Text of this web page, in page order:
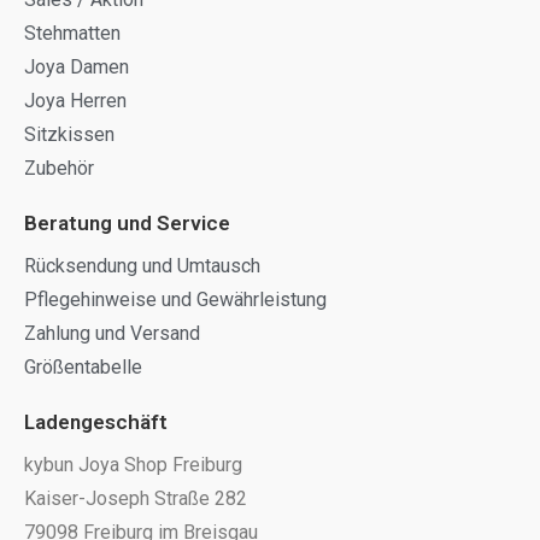
Stehmatten
Joya Damen
Joya Herren
Sitzkissen
Zubehör
Beratung und Service
Rücksendung und Umtausch
Pflegehinweise und Gewährleistung
Zahlung und Versand
Größentabelle
Ladengeschäft
kybun Joya Shop Freiburg
Kaiser-Joseph Straße 282
79098 Freiburg im Breisgau